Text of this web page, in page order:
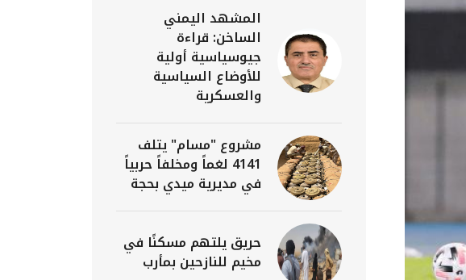
المشهد اليمني
الساخن: قراءة
جيوسياسية أولية
للأوضاع السياسية
والعسكرية
مشروع "مسام" يتلف
4141 لغماً ومخلفاً حربياً
في مديرية ميدي بحجة
حريق يلتهم مسكنًا في
مخيم للنازحين بمأرب